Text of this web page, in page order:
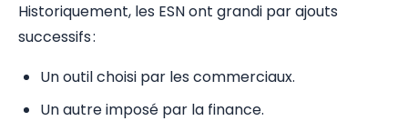
Historiquement, les ESN ont grandi par ajouts
successifs :
Un outil choisi par les commerciaux.
Un autre imposé par la finance.